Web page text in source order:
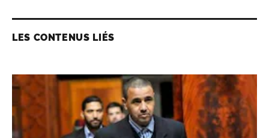
LES CONTENUS LIÉS